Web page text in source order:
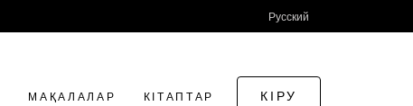
Русский
МАҚАЛАЛАР КІТАПТАР КІРУ